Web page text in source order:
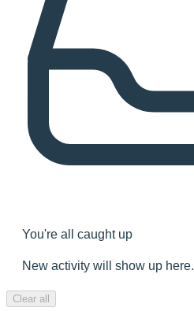
You're all caught up
New activity will show up here.
Clear all